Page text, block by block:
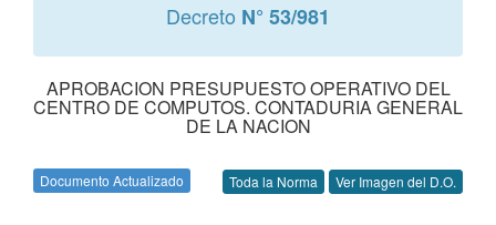
Decreto N° 53/981
APROBACION PRESUPUESTO OPERATIVO DEL
CENTRO DE COMPUTOS. CONTADURIA GENERAL
DE LA NACION
Documento Actualizado Toda la Norma Ver Imagen del D.O.